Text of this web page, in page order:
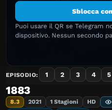
Sblocca
Puoi usare il QR se Telegram
dispositivo. Nessun secondo
EPISODIO: 1 2 3 4 5
1883
8.3 2021 1 Stagioni HD